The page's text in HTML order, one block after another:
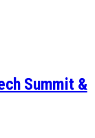
Summit &